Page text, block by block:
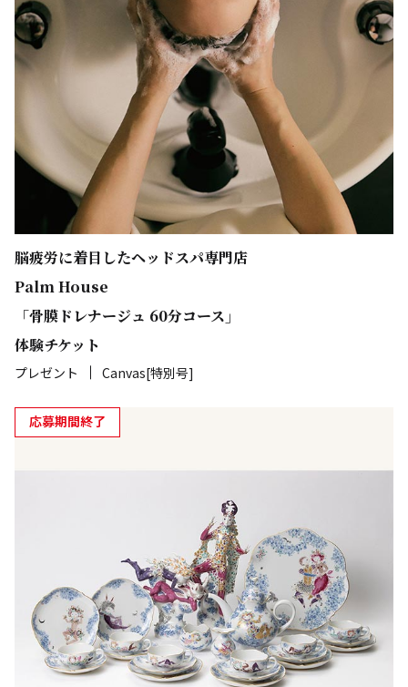
脳疲労に着目したヘッドスパ専門店
Palm House
「骨膜ドレナージュ 60分コース」
体験チケット
プレゼント Canvas[特別号]
応募期間終了